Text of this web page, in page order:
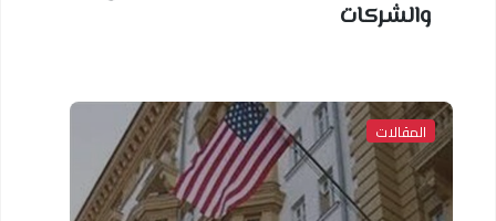
والشركات
المقالات